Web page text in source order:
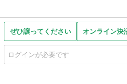
ぜひ譲ってください オンライン決